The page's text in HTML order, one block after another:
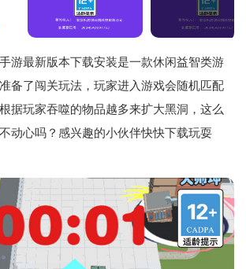
游最新版本下载安装是一款休闲益智类游
备了闯关玩法，玩家进入游戏会随机匹配
据玩家吞噬的物品越多来扩大黑洞，这么
动心吗？感兴趣的小伙伴快快下载玩耍